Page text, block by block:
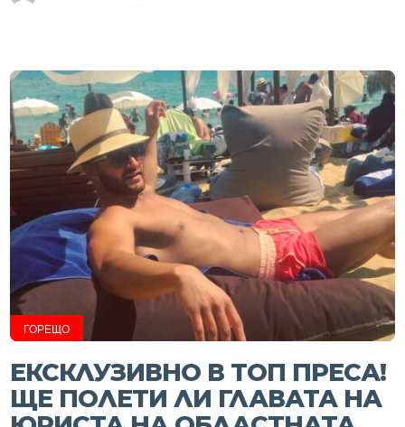
ГОРЕЩО
ЕКСКЛУЗИВНО В ТОП ПРЕСА!
ЩЕ ПОЛЕТИ ЛИ ГЛАВАТА НА